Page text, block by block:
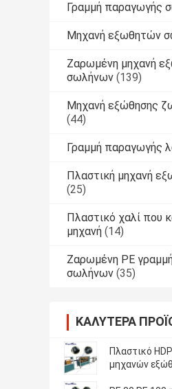
Γραμμή παραγωγής
Μηχανή εξωθητών
Ζαρωμένη μηχανή
σωλήνων (139)
Μηχανή εξώθησης
(44)
Γραμμή παραγωγής
Πλαστική μηχανή
(25)
Πλαστικό χαλί που
μηχανή (14)
Ζαρωμένη PE
σωλήνων (35)
ΚΑΛΎΤΕΡΑ
Πλαστικό
μηχανών